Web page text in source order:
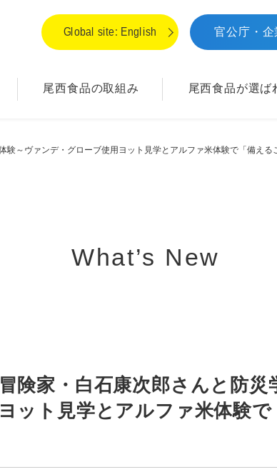
Global site: English 官公庁・
尾西食品の取組み 尾西食品が選ば
～ヴァンデ・グローブ使用ヨット見学とアルファ米体験で「備える
What’s New
険家・白石康次郎さんと防災
ット見学とアルファ米体験